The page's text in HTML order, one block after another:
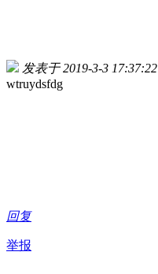
发表于 2019-3-3 17:37:22
wtruydsfdg
回复
举报